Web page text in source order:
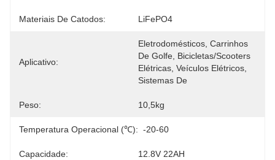
Materiais De Catodos: LiFePO4
Aplicativo:
Eletrodomésticos, Carrinhos
De Golfe, Bicicletas/scooters
Elétricas, Veículos Elétricos,
Sistemas De
Peso: 10,5kg
Temperatura Operacional (℃): -20-60
Capacidade: 12.8V 22AH